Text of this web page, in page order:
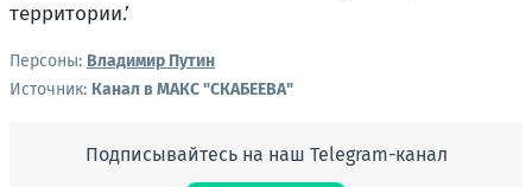
территории.’
Персоны: Владимир Путин
Источник: Канал в МАКС "СКАБЕЕВА"
Подписывайтесь на наш Telegram-канал